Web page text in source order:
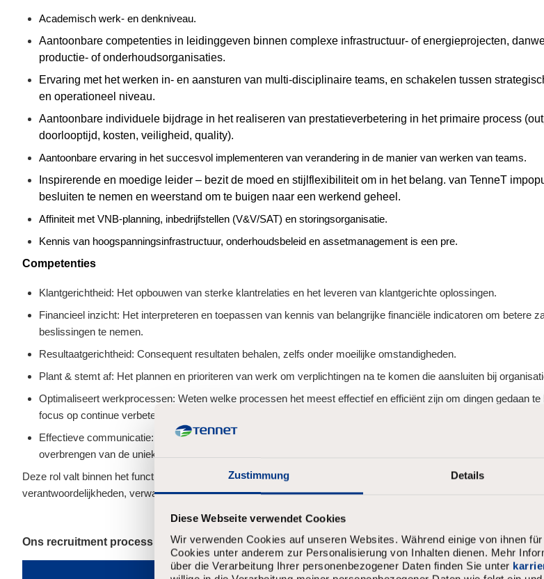
Zustimmung Details
Diese Webseite verwendet Cookies
Wir verwenden Cookies auf unseren Websites. Während einige von ihnen
Cookies unter anderem zur Personalisierung von Inhalten dienen. Mehr
über die Verarbeitung Ihrer personenbezogener Daten finden Sie unter
Academisch werk- en denkniveau.
Aantoonbare competenties in leidinggeven binnen complexe infrastructuur- of energieprojecten,
productie- of onderhoudsorganisaties.
Ervaring met het werken in- en aansturen van multi-disciplinaire teams, en schakelen tussen
en operationeel niveau.
Aantoonbare individuele bijdrage in het realiseren van prestatieverbetering in het primaire process
doorlooptijd, kosten, veiligheid, quality).
Aantoonbare ervaring in het succesvol implementeren van verandering in de manier van werken van teams.
Inspirerende en moedige leider – bezit de moed en stijlflexibiliteit om in het belang. van TenneT
besluiten te nemen en weerstand om te buigen naar een werkend geheel.
Affiniteit met VNB‑planning, inbedrijfstellen (V&V/SAT) en storingsorganisatie.
Kennis van hoogspanningsinfrastructuur, onderhoudsbeleid en assetmanagement is een pre.
Competenties
Klantgerichtheid: Het opbouwen van sterke klantrelaties en het leveren van klantgerichte oplossingen.
Financieel inzicht: Het interpreteren en toepassen van kennis van belangrijke financiële indicatoren om betere
beslissingen te nemen.
Resultaatgerichtheid: Consequent resultaten behalen, zelfs onder moeilijke omstandigheden.
Plant & stemt af: Het plannen en prioriteren van werk om verplichtingen na te komen die aansluiten bij
Optimaliseert werkprocessen: Weten welke processen het meest effectief en efficiënt zijn om dingen gedaan te
focus op continue verbetering.
Effectieve communicatie: Het ontwikkelen en leveren van communicatie in meerdere vormen die een duidelijk
overbrengen van de unieke behoeften van verschillende doelgroepen.
Deze rol valt binnen het functieprofiel Manager of Operational Staff, zodat voor jou én TenneT helder is welke
verantwoordelijkheden, verwachtingen en groeimogelijkheden bij deze functie horen.
Ons recruitment process